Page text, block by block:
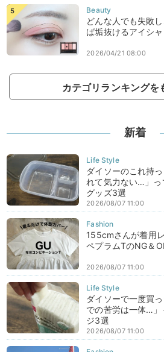
どんな人でも失敗
ば垢抜けるアイシ
2026/04/21 08:00
カテゴリランキングを
新着
ダイソーのこれ持
れて気力ない…」っ
グッズ3選
2026/08/07 11:00
155cmさんが着用
ペプラムTのNG＆
2026/08/07 11:00
ダイソーで一度買
での苦労は一体…」
ジ3選
2026/08/07 11:00